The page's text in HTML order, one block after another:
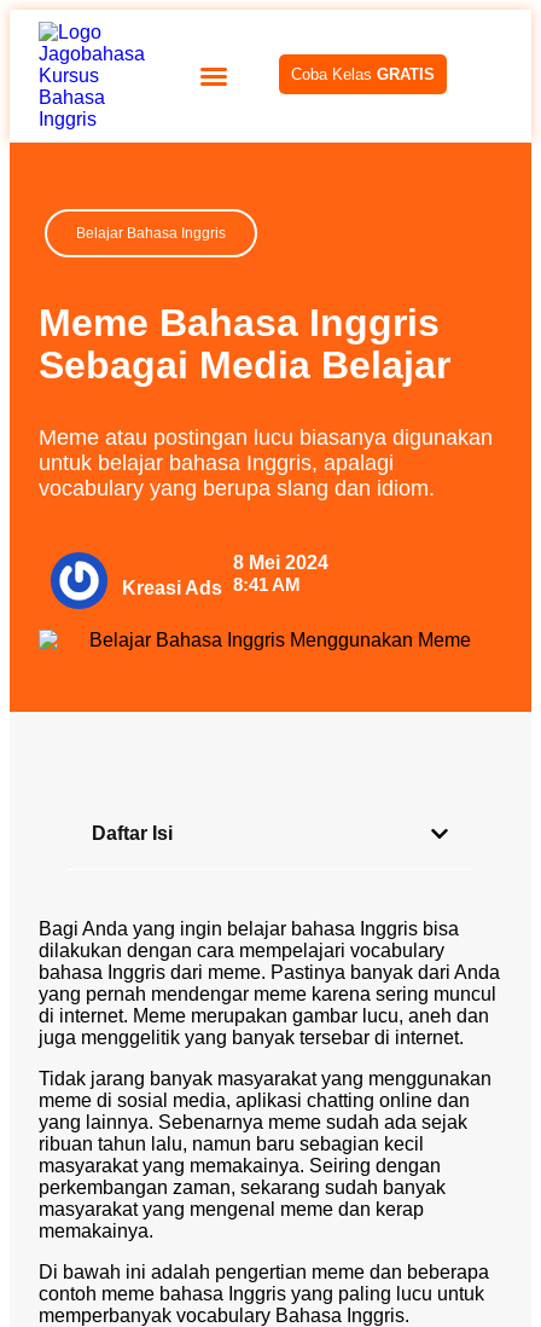
Coba Kelas GRATIS
Belajar Bahasa Inggris
Meme Bahasa Inggris
Sebagai Media Belajar
Meme atau postingan lucu biasanya digunakan
untuk belajar bahasa Inggris, apalagi
vocabulary yang berupa slang dan idiom.
Kreasi Ads
8 Mei 2024
8:41 AM
Bagi Anda yang ingin belajar bahasa Inggris bisa
dilakukan dengan cara mempelajari vocabulary
bahasa Inggris dari meme. Pastinya banyak dari Anda
yang pernah mendengar meme karena sering muncul
di internet. Meme merupakan gambar lucu, aneh dan
juga menggelitik yang banyak tersebar di internet.
Tidak jarang banyak masyarakat yang menggunakan
meme di sosial media, aplikasi chatting online dan
yang lainnya. Sebenarnya meme sudah ada sejak
ribuan tahun lalu, namun baru sebagian kecil
masyarakat yang memakainya. Seiring dengan
perkembangan zaman, sekarang sudah banyak
masyarakat yang mengenal meme dan kerap
memakainya.
Di bawah ini adalah pengertian meme dan beberapa
contoh meme bahasa Inggris yang paling lucu untuk
memperbanyak vocabulary Bahasa Inggris.
Daftar Isi